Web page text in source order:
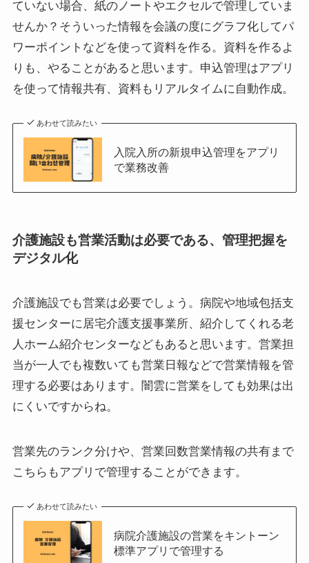
ていない場合、紙のノートやエクセルで管理していま
せんか？そういった情報を会議の度にグラフ化してパ
ワーポイントなどを使って資料を作る。資料を作るよ
りも、やることがあると思います。申込管理はアプリ
を使って情報共有、資料もリアルタイムに自動作成。
あわせて読みたい
入院入所の新規申込管理をアプリ
で業務改善
介護施設も営業活動は必要である、管理把握を
デジタル化
介護施設でも営業は必要でしょう。病院や地域包括支
援センターに居宅介護支援事業所、紹介してくれる老
人ホーム紹介センターなどもあると思います。営業担
当が一人でも複数いても営業日報などで営業情報を管
理する必要はあります。闇雲に営業をしても効果は出
にくいですからね。
営業先のランク分けや、営業回数営業情報の共有まで
こちらもアプリで管理することができます。
あわせて読みたい
病院介護施設の営業をキントーン
標準アプリで管理する